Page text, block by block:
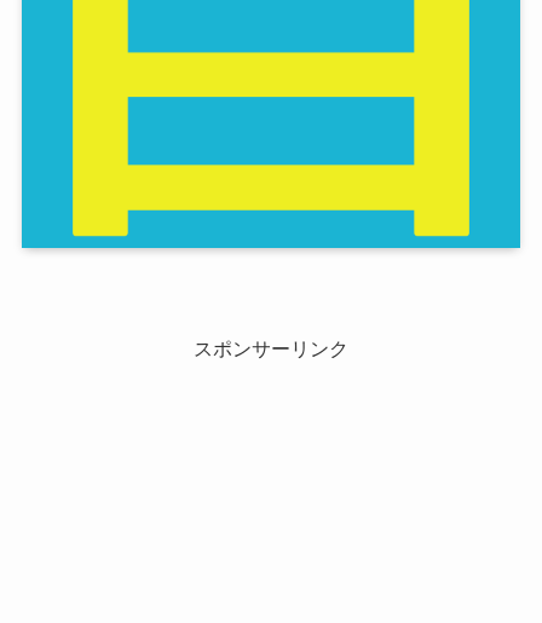
スポンサーリンク